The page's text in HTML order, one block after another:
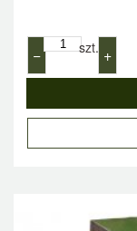
− szt. +